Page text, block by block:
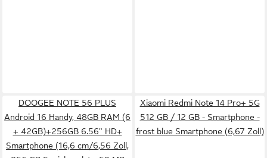
DOOGEE NOTE 56 PLUS
Android 16 Handy, 48GB RAM (6
+ 42GB)+256GB 6.56" HD+
Smartphone (16,6 cm/6,56 Zoll,
Xiaomi Redmi Note 14 Pro+ 5G
512 GB / 12 GB - Smartphone -
frost blue Smartphone (6,67 Zoll)